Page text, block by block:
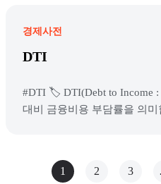
경제사전
DTI
#DTI 🏷️ DTI(Debt to Income
대비 금융비용 부담률을 의
1 2 3